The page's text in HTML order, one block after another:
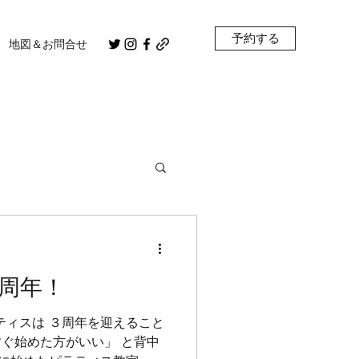
地図＆お問合せ 予約する
年！
スは ３周年を迎えること
始めた方がいい」 と背中